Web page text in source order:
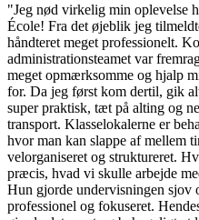
"Jeg nød virkelig min oplevelse
École! Fra det øjeblik jeg
håndteret meget professionelt.
administrationsteamet var
meget opmærksomme og hjalp
for. Da jeg først kom dertil, gik
super praktisk, tæt på alting og
transport. Klasselokalerne er
hvor man kan slappe af mellem
velorganiseret og struktureret.
præcis, hvad vi skulle arbejde
Hun gjorde undervisningen sjov
professionel og fokuseret.